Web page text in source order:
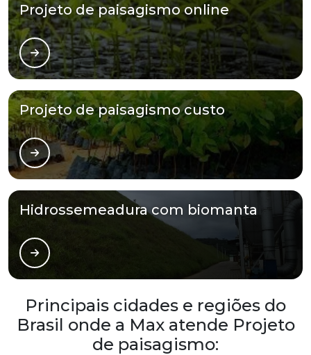
Projeto de paisagismo online
Projeto de paisagismo custo
Hidrossemeadura com biomanta
Principais cidades e regiões do
Brasil onde a Max atende Projeto
de paisagismo: